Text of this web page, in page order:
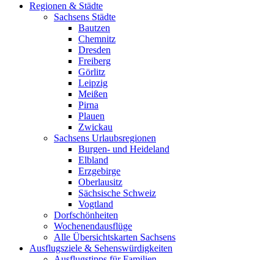
Regionen & Städte
Sachsens Städte
Bautzen
Chemnitz
Dresden
Freiberg
Görlitz
Leipzig
Meißen
Pirna
Plauen
Zwickau
Sachsens Urlaubsregionen
Burgen- und Heideland
Elbland
Erzgebirge
Oberlausitz
Sächsische Schweiz
Vogtland
Dorfschönheiten
Wochenendausflüge
Alle Übersichtskarten Sachsens
Ausflugsziele & Sehenswürdigkeiten